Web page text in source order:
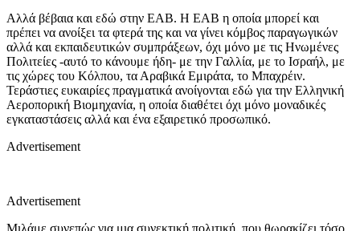
Αλλά βέβαια και εδώ στην ΕΑΒ. Η ΕΑΒ η οποία μπορεί και
πρέπει να ανοίξει τα φτερά της και να γίνει κόμβος παραγωγικών
αλλά και εκπαιδευτικών συμπράξεων, όχι μόνο με τις Ηνωμένες
Πολιτείες -αυτό το κάνουμε ήδη- με την Γαλλία, με το Ισραήλ, με
τις χώρες του Κόλπου, τα Αραβικά Εμιράτα, το Μπαχρέιν.
Τεράστιες ευκαιρίες πραγματικά ανοίγονται εδώ για την Ελληνική
Αεροπορική Βιομηχανία, η οποία διαθέτει όχι μόνο μοναδικές
εγκαταστάσεις αλλά και ένα εξαιρετικό προσωπικό.
Advertisement
Advertisement
Μιλάμε συνεπώς για μια συνεκτική πολιτική, που θωρακίζει τόσο